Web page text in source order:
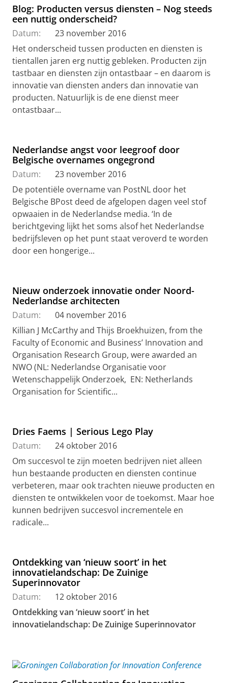
Blog: Producten versus diensten – Nog steeds
een nuttig onderscheid?
Datum:
23 november 2016
Het onderscheid tussen producten en diensten is
tientallen jaren erg nuttig gebleken. Producten zijn
tastbaar en diensten zijn ontastbaar – en daarom is
innovatie van diensten anders dan innovatie van
producten. Natuurlijk is de ene dienst meer
ontastbaar...
Nederlandse angst voor leegroof door
Belgische overnames ongegrond
Datum:
23 november 2016
De potentiële overname van PostNL door het
Belgische BPost deed de afgelopen dagen veel stof
opwaaien in de Nederlandse media. ‘In de
berichtgeving lijkt het soms alsof het Nederlandse
bedrijfsleven op het punt staat veroverd te worden
door een hongerige...
Nieuw onderzoek innovatie onder Noord-
Nederlandse architecten
Datum:
04 november 2016
Killian J McCarthy and Thijs Broekhuizen, from the
Faculty of Economic and Business’ Innovation and
Organisation Research Group, were awarded an
NWO (NL: Nederlandse Organisatie voor
Wetenschappelijk Onderzoek, EN: Netherlands
Organisation for Scientific...
Dries Faems | Serious Lego Play
Datum:
24 oktober 2016
Om succesvol te zijn moeten bedrijven niet alleen
hun bestaande producten en diensten continue
verbeteren, maar ook trachten nieuwe producten en
diensten te ontwikkelen voor de toekomst. Maar hoe
kunnen bedrijven succesvol incrementele en
radicale...
Ontdekking van ‘nieuw soort’ in het
innovatielandschap: De Zuinige
Superinnovator
Datum:
12 oktober 2016
Ontdekking van ‘nieuw soort’ in het
innovatielandschap: De Zuinige Superinnovator